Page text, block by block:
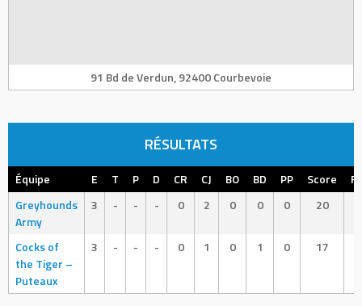
91 Bd de Verdun, 92400 Courbevoie
RÉSULTATS
Équipe E T P D CR CJ BO BD PP Score
Greyhounds
Army
3 - - - 0 2 0 0 0 20
Cocks of
the Tiger –
Puteaux
3 - - - 0 1 0 1 0 17